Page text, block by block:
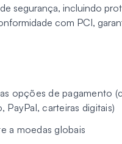
segurança, incluindo
com PCI,
opções de pagamento
PayPal, carteiras digitais)
a moedas globais